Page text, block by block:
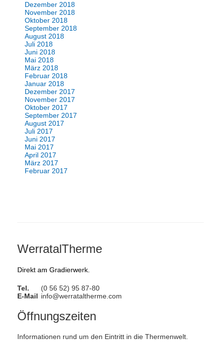
Dezember 2018
November 2018
Oktober 2018
September 2018
August 2018
Juli 2018
Juni 2018
Mai 2018
März 2018
Februar 2018
Januar 2018
Dezember 2017
November 2017
Oktober 2017
September 2017
August 2017
Juli 2017
Juni 2017
Mai 2017
April 2017
März 2017
Februar 2017
WerratalTherme
Direkt am Gradierwerk.
Tel.
(0 56 52) 95 87-80
E-Mail info@werrataltherme.com
Öffnungszeiten
Informationen rund um den Eintritt in die Thermenwelt.